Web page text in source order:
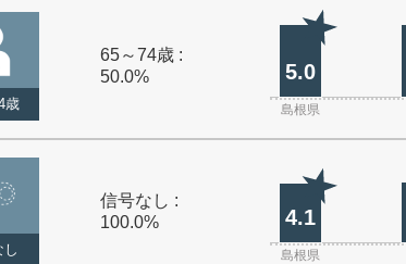
歳
65～74歳 :
50.0%
5.0
島根県
し
信号なし :
100.0%
4.1
島根県